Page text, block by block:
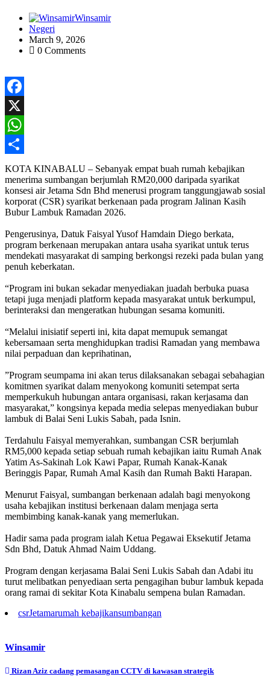
Winsamir
Negeri
March 9, 2026
0 Comments
Facebook
X
WhatsApp
Share
KOTA KINABALU – Sebanyak empat buah rumah kebajikan
menerima sumbangan berjumlah RM20,000 daripada syarikat
konsesi air Jetama Sdn Bhd menerusi program tanggungjawab sosial
korporat (CSR) syarikat berkenaan pada program Jalinan Kasih
Bubur Lambuk Ramadan 2026.
‎Pengerusinya, Datuk Faisyal Yusof Hamdain Diego berkata,
program berkenaan merupakan antara usaha syarikat untuk terus
mendekati masyarakat di samping berkongsi rezeki pada bulan yang
penuh keberkatan.
‎“Program ini bukan sekadar menyediakan juadah berbuka puasa
tetapi juga menjadi platform kepada masyarakat untuk berkumpul,
berinteraksi dan mengeratkan hubungan sesama komuniti.
‎“Melalui inisiatif seperti ini, kita dapat memupuk semangat
kebersamaan serta menghidupkan tradisi Ramadan yang membawa
nilai perpaduan dan keprihatinan,
‎”Program seumpama ini akan terus dilaksanakan sebagai sebahagian
komitmen syarikat dalam menyokong komuniti setempat serta
memperkukuh hubungan antara organisasi, rakan kerjasama dan
masyarakat,” kongsinya kepada media selepas menyediakan bubur
lambuk di Balai Seni Lukis Sabah, pada Isnin.
‎Terdahulu Faisyal memyerahkan, sumbangan CSR berjumlah
RM5,000 kepada setiap sebuah rumah kebajikan iaitu Rumah Anak
Yatim As-Sakinah Lok Kawi Papar, Rumah Kanak-Kanak
Beringgis Papar, Rumah Amal Kasih dan Rumah Bakti Harapan.
‎Menurut Faisyal, sumbangan berkenaan adalah bagi menyokong
usaha kebajikan institusi berkenaan dalam menjaga serta
membimbing kanak-kanak yang memerlukan.
‎Hadir sama pada program ialah Ketua Pegawai Eksekutif Jetama
Sdn Bhd, Datuk Ahmad Naim Uddang.
‎Program dengan kerjasama Balai Seni Lukis Sabah dan Adabi itu
turut melibatkan penyediaan serta pengagihan bubur lambuk kepada
orang ramai di sekitar Kota Kinabalu sempena bulan Ramadan.
csrJetamarumah kebajikansumbangan
Winsamir
Post
Rizan Aziz cadang pemasangan CCTV di kawasan strategik